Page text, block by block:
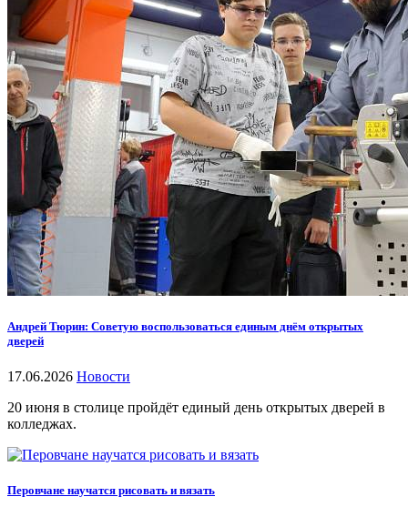
Андрей Тюрин: Советую воспользоваться единым днём открытых
дверей
17.06.2026 Новости
20 июня в столице пройдёт единый день открытых дверей в
колледжах.
Перовчане научатся рисовать и вязать